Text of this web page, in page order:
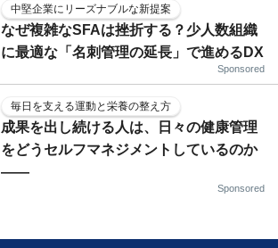
中堅企業にリーズナブルな新提案
なぜ複雑なSFAは挫折する？少人数組織
に最適な「名刺管理の延長」で進めるDX
Sponsored
毎日を支える運動と栄養の整え方
成果を出し続ける人は、日々の健康管理
をどうセルフマネジメントしているのか
——
Sponsored